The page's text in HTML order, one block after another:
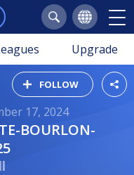
Upgrade
FOLLOW
17, 2024